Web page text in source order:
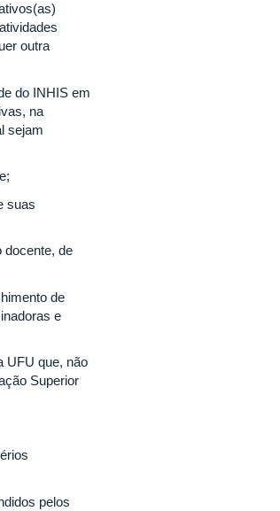
outra
do INHIS em
na
sejam
suas
docente, de
de
e
UFU que, não
Superior
pelos